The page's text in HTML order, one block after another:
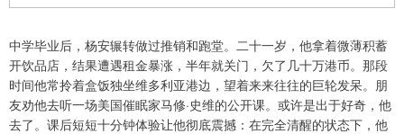
中学毕业后，杨安辗转做过推销和跑堂。二十一岁，他拿着微薄积蓄
开饮品店，结果遭遇租金暴涨，半年就关门，欠了几十万港币。那段
时间他常拎着盒饭独坐维多利亚港边，望着来来往往的巨轮发呆。朋
友劝他去听一场美国催眠家马修·史维的公开课。或许是出于好奇，他
去了。课后短短十分钟体验让他彻底震撼：在完全清醒的状态下，他